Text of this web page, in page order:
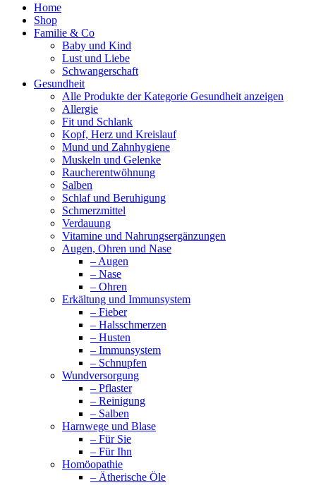
Home
Shop
Familie & Co
Baby und Kind
Lust und Liebe
Schwangerschaft
Gesundheit
Alle Produkte der Kategorie Gesundheit anzeigen
Allergie
Fit und Schlank
Kopf, Herz und Kreislauf
Mund und Zahnhygiene
Muskeln und Gelenke
Raucherentwöhnung
Salben
Schlaf und Beruhigung
Schmerzmittel
Verdauung
Vitamine und Nahrungsergänzungen
Augen, Ohren und Nase
– Augen
– Nase
– Ohren
Erkältung und Immunsystem
– Fieber
– Halsschmerzen
– Husten
– Immunsystem
– Schnupfen
Wundversorgung
– Pflaster
– Reinigung
– Salben
Harnwege und Blase
– Für Sie
– Für Ihn
Homöopathie
– Ätherische Öle